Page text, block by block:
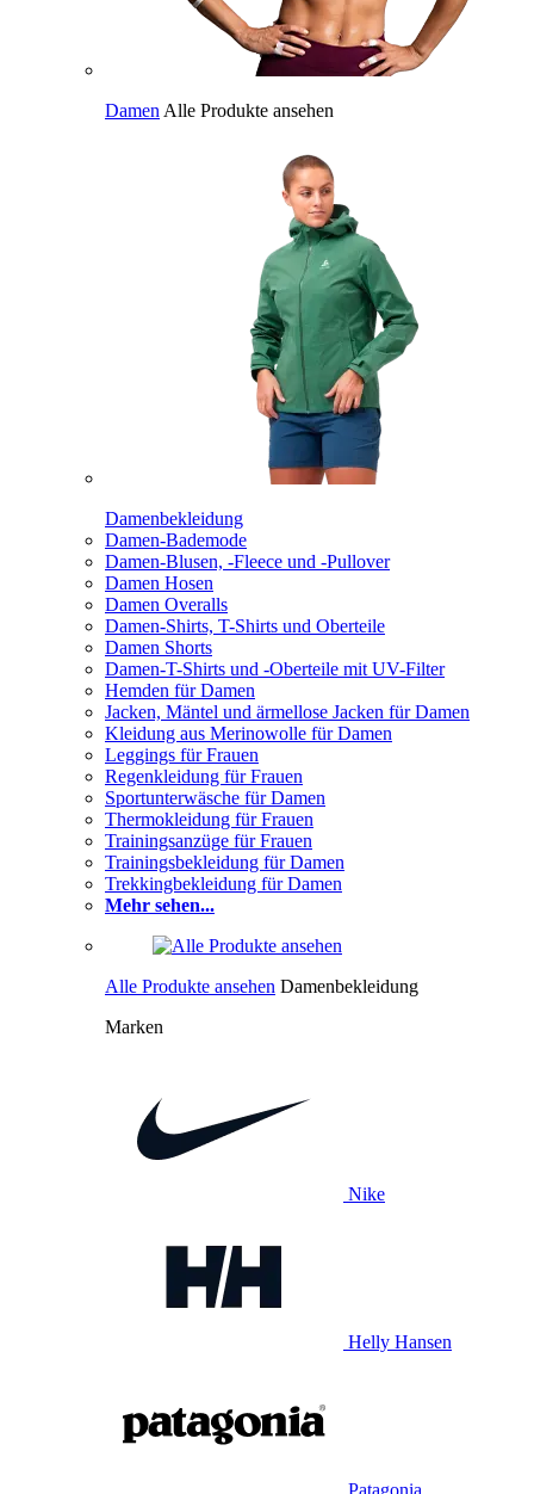
Damen Alle Produkte ansehen
Damenbekleidung
Damen-Bademode
Damen-Blusen, -Fleece und -Pullover
Damen Hosen
Damen Overalls
Damen-Shirts, T-Shirts und Oberteile
Damen Shorts
Damen-T-Shirts und -Oberteile mit UV-Filter
Hemden für Damen
Jacken, Mäntel und ärmellose Jacken für Damen
Kleidung aus Merinowolle für Damen
Leggings für Frauen
Regenkleidung für Frauen
Sportunterwäsche für Damen
Thermokleidung für Frauen
Trainingsanzüge für Frauen
Trainingsbekleidung für Damen
Trekkingbekleidung für Damen
Mehr sehen...
Alle Produkte ansehen Damenbekleidung
Marken
Nike
Helly Hansen
Patagonia